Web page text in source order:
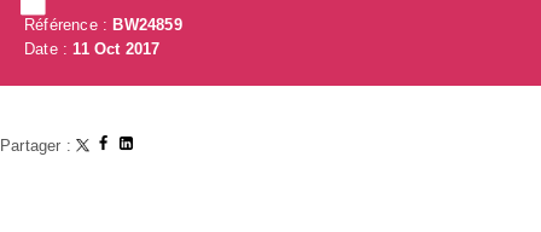
Référence :BW24859
Date : 11 Oct 2017
Partager :